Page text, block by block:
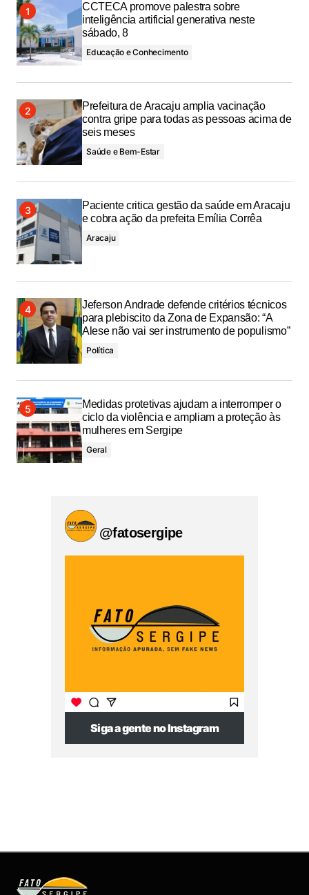
CCTECA promove palestra sobre
inteligência artificial generativa neste
sábado, 8
Educação e Conhecimento
Prefeitura de Aracaju amplia vacinação
contra gripe para todas as pessoas acima de
seis meses
Saúde e Bem-Estar
Paciente critica gestão da saúde em Aracaju
e cobra ação da prefeita Emília Corrêa
Aracaju
Jeferson Andrade defende critérios técnicos
para plebiscito da Zona de Expansão: “A
Alese não vai ser instrumento de populismo”
Política
Medidas protetivas ajudam a interromper o
ciclo da violência e ampliam a proteção às
mulheres em Sergipe
Geral
@fatosergipe
Siga a gente no Instagram